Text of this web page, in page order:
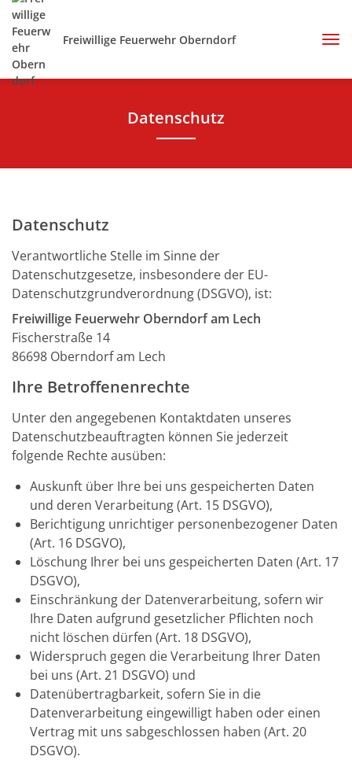
Freiwillige Feuerwehr Oberndorf
Datenschutz
Datenschutz
Verantwortliche Stelle im Sinne der
Datenschutzgesetze, insbesondere der EU-
Datenschutzgrundverordnung (DSGVO), ist:
Freiwillige Feuerwehr Oberndorf am Lech
Fischerstraße 14
86698 Oberndorf am Lech
Ihre Betroffenenrechte
Unter den angegebenen Kontaktdaten unseres
Datenschutzbeauftragten können Sie jederzeit
folgende Rechte ausüben:
Auskunft über Ihre bei uns gespeicherten Daten
und deren Verarbeitung (Art. 15 DSGVO),
Berichtigung unrichtiger personenbezogener Daten
(Art. 16 DSGVO),
Löschung Ihrer bei uns gespeicherten Daten (Art. 17
DSGVO),
Einschränkung der Datenverarbeitung, sofern wir
Ihre Daten aufgrund gesetzlicher Pflichten noch
nicht löschen dürfen (Art. 18 DSGVO),
Widerspruch gegen die Verarbeitung Ihrer Daten
bei uns (Art. 21 DSGVO) und
Datenübertragbarkeit, sofern Sie in die
Datenverarbeitung eingewilligt haben oder einen
Vertrag mit uns sabgeschlossen haben (Art. 20
DSGVO).